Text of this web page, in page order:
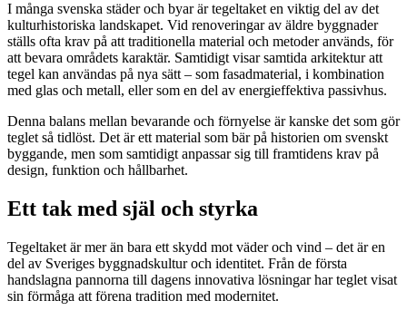
I många svenska städer och byar är tegeltaket en viktig del av det
kulturhistoriska landskapet. Vid renoveringar av äldre byggnader
ställs ofta krav på att traditionella material och metoder används, för
att bevara områdets karaktär. Samtidigt visar samtida arkitektur att
tegel kan användas på nya sätt – som fasadmaterial, i kombination
med glas och metall, eller som en del av energieffektiva passivhus.
Denna balans mellan bevarande och förnyelse är kanske det som gör
teglet så tidlöst. Det är ett material som bär på historien om svenskt
byggande, men som samtidigt anpassar sig till framtidens krav på
design, funktion och hållbarhet.
Ett tak med själ och styrka
Tegeltaket är mer än bara ett skydd mot väder och vind – det är en
del av Sveriges byggnadskultur och identitet. Från de första
handslagna pannorna till dagens innovativa lösningar har teglet visat
sin förmåga att förena tradition med modernitet.